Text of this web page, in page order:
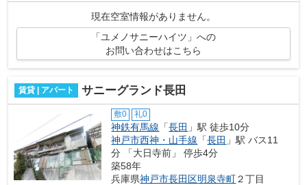
現在空室情報がありません。
「ユメノサニーハイツ」への
お問い合わせはこちら
賃貸 | アパート サニーグランド長田
敷0 礼0
神鉄有馬線 「長田 」駅 徒歩10分
神戸市西神・山手線 「長田 」駅 バス11
分 「大日寺前」 停歩4分
築58年
兵庫県神戸市長田区明泉寺町２丁目